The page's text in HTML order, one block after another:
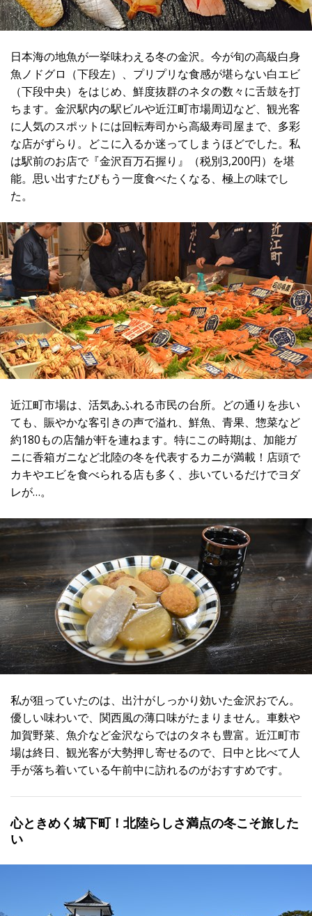
日本海の地魚が一挙味わえる冬の金沢。今が旬の高級白身
魚ノドグロ（下段左）、プリプリな食感が堪らない白エビ
（下段中央）をはじめ、鮮度抜群のネタの数々に舌鼓を打
ちます。金沢駅内の駅ビルや近江町市場周辺など、観光客
に人気のスポットには回転寿司から高級寿司屋まで、多彩
な店がずらり。どこに入るか迷ってしまうほどでした。私
は駅前のお店で『金沢百万石握り』（税別3,200円）を堪
能。思い出すたびもう一度食べたくなる、極上の味でし
た。
近江町市場は、活気あふれる市民の台所。どの通りを歩い
ても、賑やかな客引きの声で溢れ、鮮魚、青果、惣菜など
約180もの店舗が軒を連ねます。特にこの時期は、加能ガ
ニに香箱ガニなど北陸の冬を代表するカニが満載！店頭で
カキやエビを食べられる店も多く、歩いているだけでヨダ
レが…。
私が狙っていたのは、出汁がしっかり効いた金沢おでん。
優しい味わいで、関西風の薄口味がたまりません。車麩や
加賀野菜、魚介など金沢ならではのタネも豊富。近江町市
場は終日、観光客が大勢押し寄せるので、日中と比べて人
手が落ち着いている午前中に訪れるのがおすすめです。
心ときめく城下町！北陸らしさ満点の冬こそ旅した
い